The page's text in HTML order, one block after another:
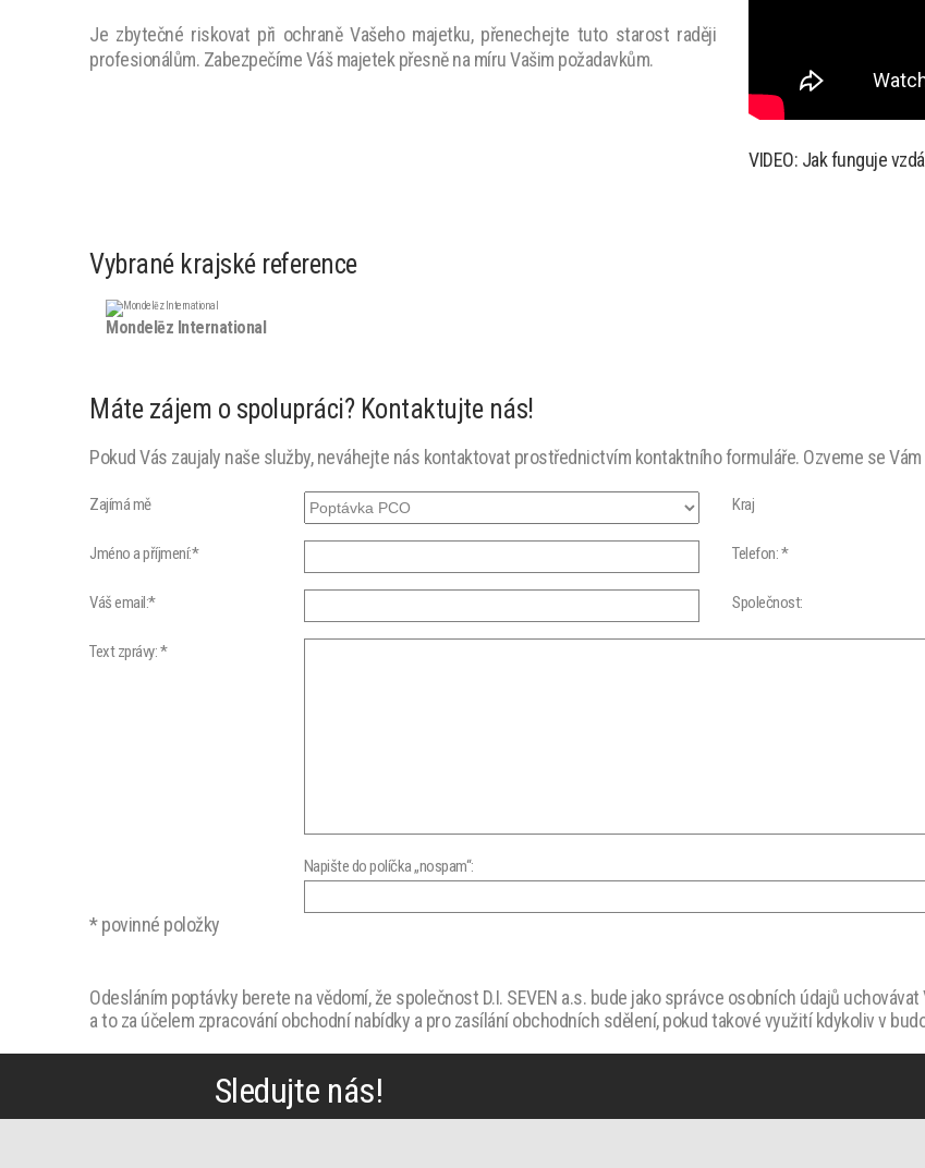
Je zbytečné riskovat při ochraně Vašeho majetku, přenechejte tuto starost raději
profesionálům. Zabezpečíme Váš majetek přesně na míru Vašim požadavkům.
VIDEO: Jak funguje
Vybrané krajské reference
Mondelēz International
Máte zájem o spolupráci? Kontaktujte nás!
Pokud Vás zaujaly naše služby, neváhejte nás kontaktovat prostřednictvím kontaktního formuláře. Ozveme se
Zajímá mě
Jméno a příjmení:*
Váš email:*
Kraj
Telefon: *
Společnost:
Text zprávy: *
Napište do políčka „nospam“:
* povinné položky
Odesláním poptávky berete na vědomí, že společnost D.I. SEVEN a.s. bude jako správce osobních údajů
a to za účelem zpracování obchodní nabídky a pro zasílání obchodních sdělení, pokud takové využití kdykoliv v
Sledujte nás!